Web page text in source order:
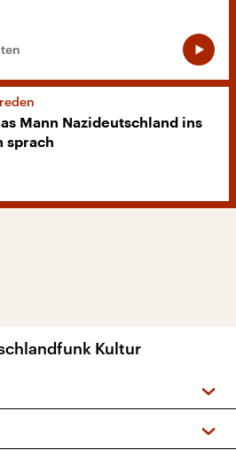
Mann Nazideutschland ins
sprach
Kultur